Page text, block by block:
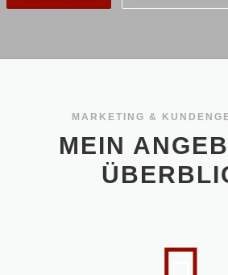
MARKETING &
MEIN